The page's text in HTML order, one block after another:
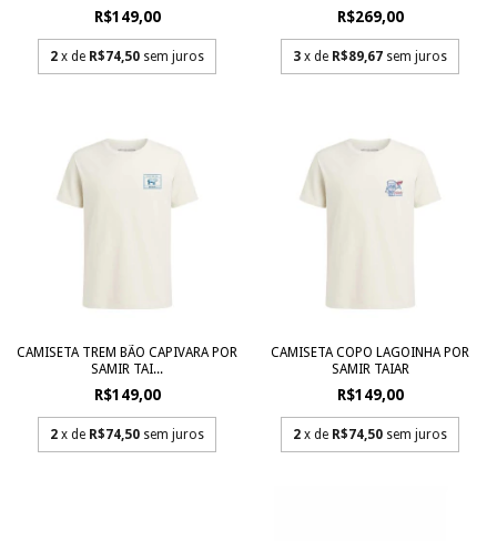
R$149,00
2 x de R$74,50 sem juros
R$269,00
3 x de R$89,67 sem juros
CAMISETA TREM BÃO CAPIVARA POR
SAMIR TAI...
R$149,00
2 x de R$74,50 sem juros
CAMISETA COPO LAGOINHA POR
SAMIR TAIAR
R$149,00
2 x de R$74,50 sem juros